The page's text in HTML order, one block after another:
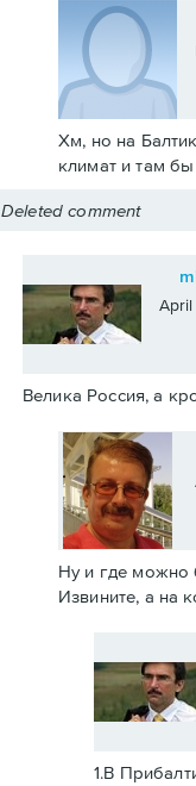
Хм, но на
климат и там
Deleted comment
April
Велика Россия, а
Ну и где можно
Извините, а на
1.В